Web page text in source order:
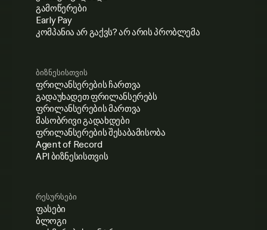
გამოწერები
Early Pay
კომპანია არ გაქვს? არ არის პრობლემა
ბიზნესისთვის
ფრილანსერების ჩართვა
გადაუხადეთ ფრილანსერებს
ფრილანსერების მართვა
მასობრივი გადახდები
ფრილანსერების შესაბამისობა
Agent of Record
API ბიზნესისთვის
რესურსები
ფასები
ბლოგი